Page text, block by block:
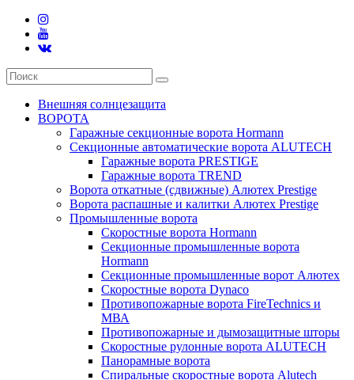
Внешняя солнцезащита
ВОРОТА
Гаражные секционные ворота Hormann
Секционные автоматические ворота ALUTECH
Гаражные ворота PRESTIGE
Гаражные ворота TREND
Ворота откатные (сдвижные) Алютех Prestige
Ворота распашные и калитки Алютех Prestige
Промышленные ворота
Скоростные ворота Hormann
Секционные промышленные ворота
Hormann
Секционные промышленные ворот Алютех
Скоростные ворота Dynaco
Противопожарные ворота FireTechnics и
МВА
Противопожарные и дымозащитные шторы
Скоростные рулонные ворота ALUTECH
Панорамные ворота
Спиральные скоростные ворота Alutech